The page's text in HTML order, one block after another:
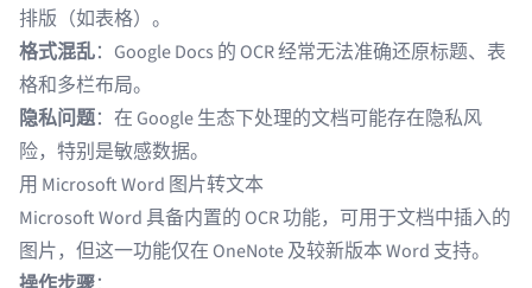
排版（如表格）。
格式混乱：Google Docs 的 OCR 经常无法准确还原标题、表
格和多栏布局。
隐私问题：在 Google 生态下处理的文档可能存在隐私风
险，特别是敏感数据。
用 Microsoft Word 图片转文本
Microsoft Word 具备内置的 OCR 功能，可用于文档中插入的
图片，但这一功能仅在 OneNote 及较新版本 Word 支持。